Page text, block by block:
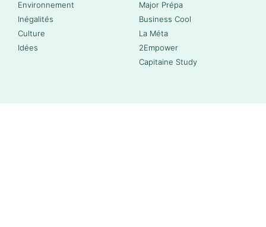
Environnement
Inégalités
Culture
Idées
Major Prépa
Business Cool
La Méta
2Empower
Capitaine Study